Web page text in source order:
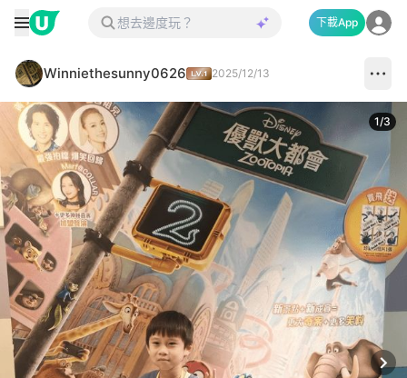
下載App
Winniethesunny0626 2025/12/13
1/3